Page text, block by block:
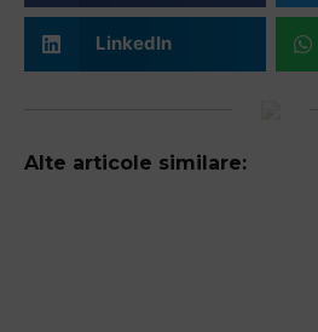
LinkedIn
Alte articole similare: